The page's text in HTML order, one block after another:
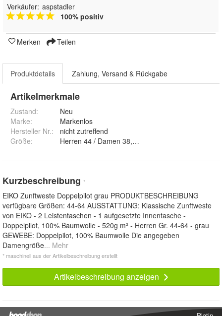
Verkäufer: aspstadler
100% positiv
Merken Teilen
Produktdetails Zahlung, Versand & Rückgabe
Artikelmerkmale
Zustand:
Neu
Marke:
Markenlos
Hersteller Nr.:
nicht zutreffend
Größe: Herren 44 / Damen 38, Herren 46 / Damen 40,
Kurzbeschreibung *
EIKO Zunftweste Doppelpilot grau PRODUKTBESCHREIBUNG
verfügbare Größen: 44-64 AUSSTATTUNG: Klassische Zunftweste
von EIKO - 2 Leistentaschen - 1 aufgesetzte Innentasche -
Doppelpilot, 100% Baumwolle - 520g m² - Herren Gr. 44-64 - grau
GEWEBE: Doppelpilot, 100% Baumwolle Die angegeben
Damengröße... Mehr
* maschinell aus der Artikelbeschreibung erstellt
Artikelbeschreibung anzeigen